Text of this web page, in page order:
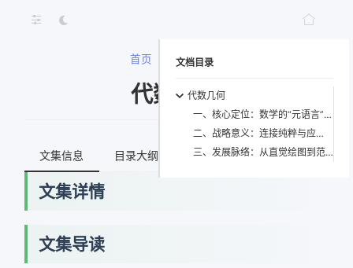
首页 代数几何
代数几何
文集信息 目录大纲 最新文档 知识宇宙
文集详情
文集导读
文档目录
代数几何
一、核心定位：数学的“元语言”与“结构操作系统”
二、战略意义：连接纯粹与应用的“理性脐带”
三、发展脉络：从直觉绘图到范畴编程的四次跃迁